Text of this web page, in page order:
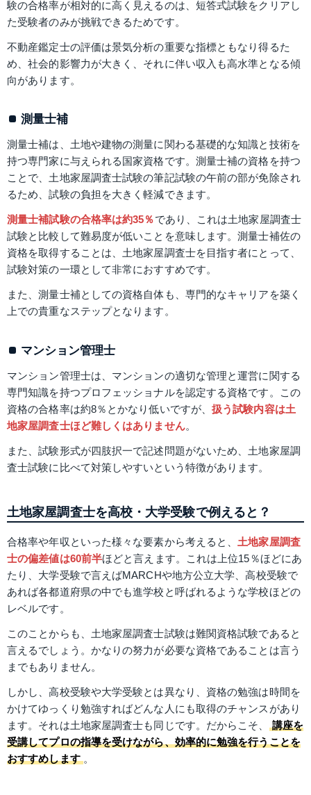
験の合格率が相対的に高く見えるのは、短答式試験をクリアし
た受験者のみが挑戦できるためです。
不動産鑑定士の評価は景気分析の重要な指標ともなり得るた
め、社会的影響力が大きく、それに伴い収入も高水準となる傾
向があります。
測量士補
測量士補は、土地や建物の測量に関わる基礎的な知識と技術を
持つ専門家に与えられる国家資格です。測量士補の資格を持つ
ことで、土地家屋調査士試験の筆記試験の午前の部が免除され
るため、試験の負担を大きく軽減できます。
測量士補試験の合格率は約35％であり、これは土地家屋調査士
試験と比較して難易度が低いことを意味します。測量士補佐の
資格を取得することは、土地家屋調査士を目指す者にとって、
試験対策の一環として非常におすすめです。
また、測量士補としての資格自体も、専門的なキャリアを築く
上での貴重なステップとなります。
マンション管理士
マンション管理士は、マンションの適切な管理と運営に関する
専門知識を持つプロフェッショナルを認定する資格です。この
資格の合格率は約8％とかなり低いですが、扱う試験内容は土
地家屋調査士ほど難しくはありません。
また、試験形式が四肢択一で記述問題がないため、土地家屋調
査士試験に比べて対策しやすいという特徴があります。
土地家屋調査士を高校・大学受験で例えると？
合格率や年収といった様々な要素から考えると、 土地家屋調査
士の偏差値は60前半ほどと言えます。これは上位15％ほどにあ
たり、大学受験で言えばMARCHや地方公立大学、高校受験で
あれば各都道府県の中でも進学校と呼ばれるような学校ほどの
レベルです。
このことからも、土地家屋調査士試験は難関資格試験であると
言えるでしょう。かなりの努力が必要な資格であることは言う
までもありません。
しかし、高校受験や大学受験とは異なり、資格の勉強は時間を
かけてゆっくり勉強すればどんな人にも取得のチャンスがあり
ます。それは土地家屋調査士も同じです。だからこそ、
講座を
受講してプロの指導を受けながら、効率的に勉強を行うことを
おすすめします 。